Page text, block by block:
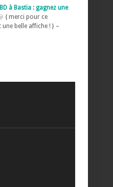
à Bastia : gagnez une
{ merci pour ce
belle affiche ! } –